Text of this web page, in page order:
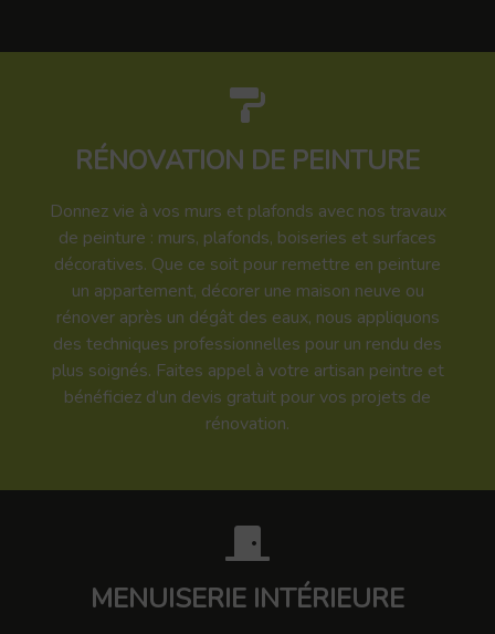
RÉNOVATION DE PEINTURE
Donnez vie à vos murs et plafonds avec nos travaux
de peinture : murs, plafonds, boiseries et surfaces
décoratives. Que ce soit pour remettre en peinture
un appartement, décorer une maison neuve ou
rénover après un dégât des eaux, nous appliquons
des techniques professionnelles pour un rendu des
plus soignés. Faites appel à votre artisan peintre et
bénéficiez d’un devis gratuit pour vos projets de
rénovation.
MENUISERIE INTÉRIEURE